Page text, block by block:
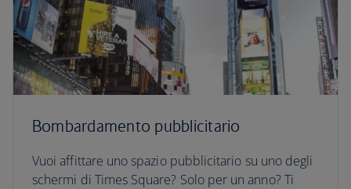
Bombardamento pubblicitario
Vuoi affittare uno spazio pubblicitario su uno degli
schermi di Times Square? Solo per un anno? Ti